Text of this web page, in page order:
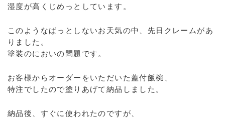
湿度が高くじめっとしています。
このようなぱっとしないお天気の中、先日クレームがあ
りました。
塗装のにおいの問題です。
お客様からオーダーをいただいた蓋付飯椀、
特注でしたので塗りあげて納品しました。
納品後、すぐに使われたのですが、